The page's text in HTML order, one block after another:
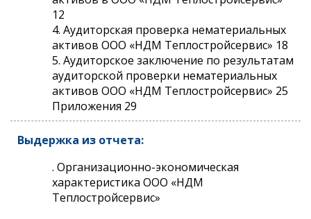
12
4. Аудиторская проверка нематериальных
активов ООО «НДМ Теплостройсервис» 18
5. Аудиторское заключение по результатам
аудиторской проверки нематериальных
активов ООО «НДМ Теплостройсервис» 25
Приложения 29
Выдержка из отчета:
. Организационно-экономическая
характеристика ООО «НДМ
Теплостройсервис»